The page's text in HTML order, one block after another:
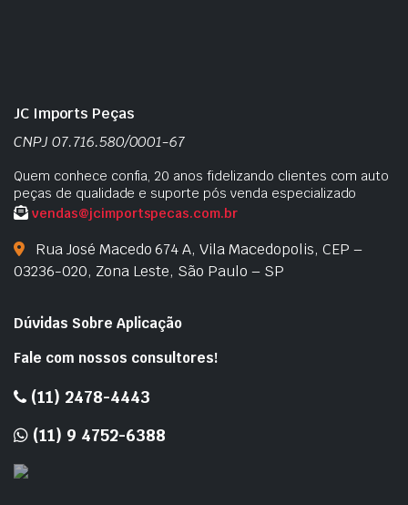
JC Imports Peças
CNPJ 07.716.580/0001-67
Quem conhece confia, 20 anos fidelizando clientes com auto
peças de qualidade e suporte pós venda especializado
vendas@jcimportspecas.com.br
Rua José Macedo 674 A, Vila Macedopolis, CEP –
03236-020, Zona Leste, São Paulo – SP
Dúvidas Sobre Aplicação
Fale com nossos consultores!
(11) 2478-4443
(11) 9 4752-6388